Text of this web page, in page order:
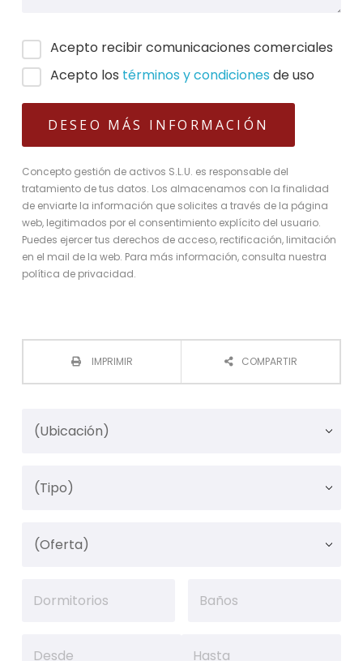
Acepto recibir comunicaciones comerciales
Acepto los términos y condiciones de uso
Concepto gestión de activos S.L.U. es responsable del
tratamiento de tus datos. Los almacenamos con la finalidad
de enviarte la información que solicites a través de la página
web, legitimados por el consentimiento explícito del usuario.
Puedes ejercer tus derechos de acceso, rectificación, limitación
en el mail de la web. Para más información, consulta nuestra
política de privacidad.
IMPRIMIR COMPARTIR